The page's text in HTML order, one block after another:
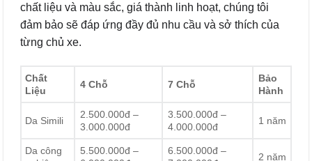
chất liệu và màu sắc, giá thành linh hoạt, chúng tôi
đảm bảo sẽ đáp ứng đầy đủ nhu cầu và sở thích của
từng chủ xe.
Chất
Liệu
4 Chỗ 7 Chỗ
Bảo
Hành
Da Simili
2.500.000đ –
3.000.000đ
3.500.000đ –
4.000.000đ
1 năm
Da công
5.500.000đ –
6.500.000đ –
2 năm